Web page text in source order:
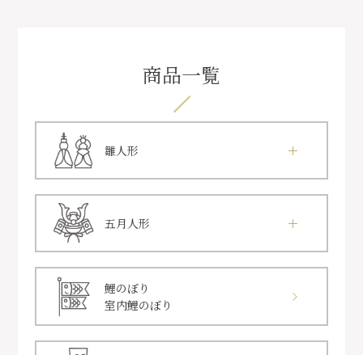
商品一覧
雛人形
五月人形
鯉のぼり
室内鯉のぼり